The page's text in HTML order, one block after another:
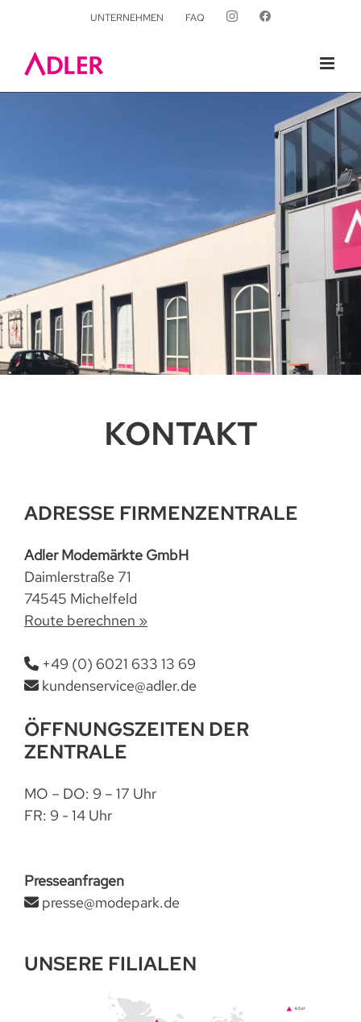
UNTERNEHMEN FAQ
KONTAKT
ADRESSE FIRMENZENTRALE
Adler Modemärkte GmbH
Daimlerstraße 71
74545 Michelfeld
Route berechnen »
+49 (0) 6021 633 13 69
kundenservice@adler.de
ÖFFNUNGSZEITEN DER
ZENTRALE
MO – DO: 9 – 17 Uhr
FR: 9 - 14 Uhr
Presseanfragen
presse@modepark.de
UNSERE FILIALEN